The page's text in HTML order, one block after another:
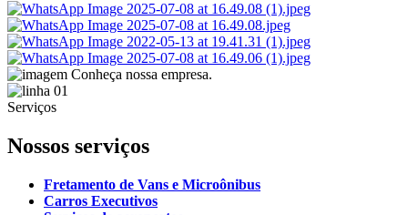
Serviços
Nossos serviços
Fretamento de Vans e Microônibus
Carros Executivos